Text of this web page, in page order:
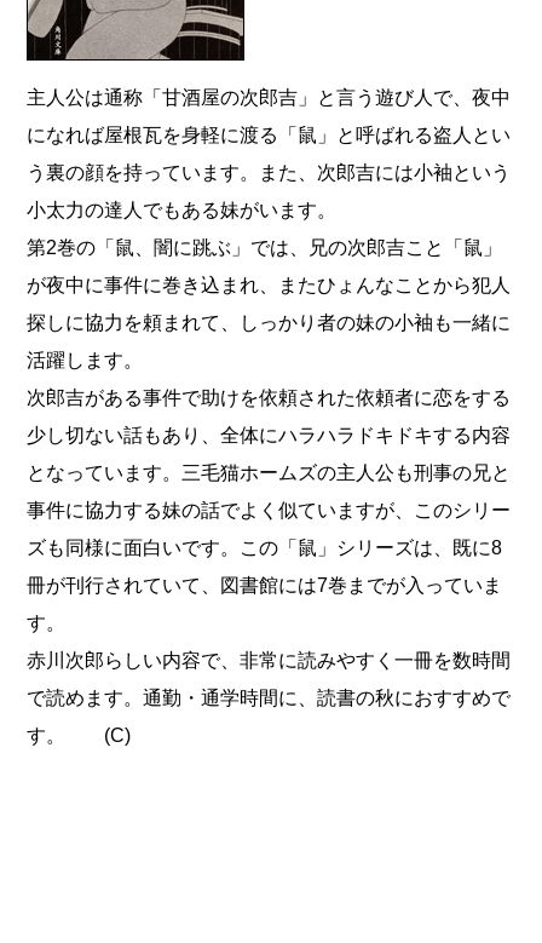
主人公は通称「甘酒屋の次郎吉」と言う遊び人で、夜中
になれば屋根瓦を身軽に渡る「鼠」と呼ばれる盗人とい
う裏の顔を持っています。また、次郎吉には小袖という
小太力の達人でもある妹がいます。
第2巻の「鼠、闇に跳ぶ」では、兄の次郎吉こと「鼠」
が夜中に事件に巻き込まれ、またひょんなことから犯人
探しに協力を頼まれて、しっかり者の妹の小袖も一緒に
活躍します。
次郎吉がある事件で助けを依頼された依頼者に恋をする
少し切ない話もあり、全体にハラハラドキドキする内容
となっています。三毛猫ホームズの主人公も刑事の兄と
事件に協力する妹の話でよく似ていますが、このシリー
ズも同様に面白いです。この「鼠」シリーズは、既に8
冊が刊行されていて、図書館には7巻までが入っていま
す。
赤川次郎らしい内容で、非常に読みやすく一冊を数時間
で読めます。通勤・通学時間に、読書の秋におすすめで
す。 (C)